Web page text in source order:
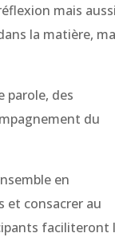
mais
la matière,
parole, des
du
en
et consacrer au
faciliteront